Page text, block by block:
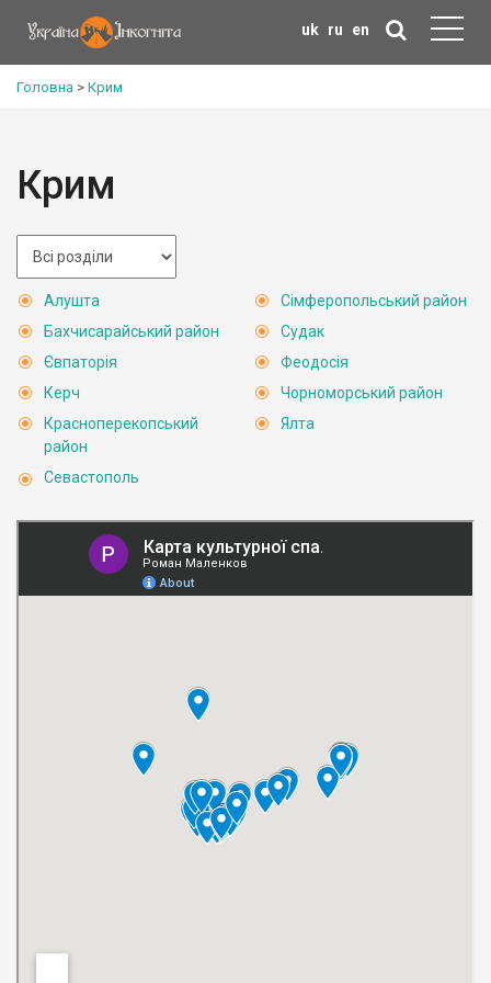
uk ru en
Головна > Крим
Крим
Алушта
Бахчисарайський район
Євпаторія
Керч
Красноперекопський
район
Севастополь
Сімферопольський район
Судак
Феодосія
Чорноморський район
Ялта